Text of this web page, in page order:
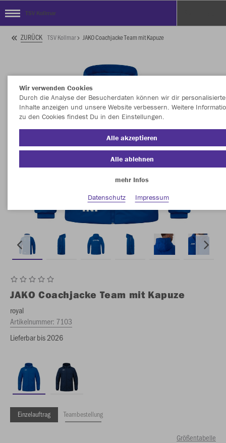
TSV Kollmar
ZURÜCK TSV Kollmar JAKO Coachjacke Team mit Kapuze
JAKO Coachjacke Team mit Kapuze
royal
Artikelnummer: 7103
Lieferbar bis 2026
Einzelauftrag Teambestellung
Größentabelle
Wir verwenden Cookies
Durch die Analyse der Besucherdaten können wir dir personalisierte
Inhalte anzeigen und unsere Website verbessern. Weitere
zu den Cookies findest Du in den Einstellungen.
Alle akzeptieren
Alle ablehnen
mehr Infos
Datenschutz
Impressum